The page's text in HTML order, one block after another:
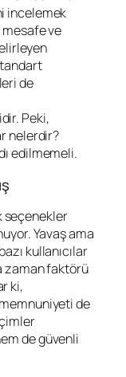
incelemek
mesafe ve
de
Peki,
nelerdir?
edilmemeli.
seçenekler
Yavaş ama
kullanıcılar
zaman faktörü
ki,
de
de güvenli